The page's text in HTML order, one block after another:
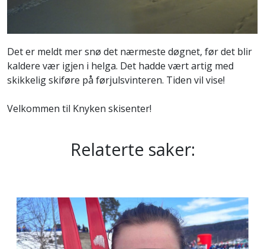
Det er meldt mer snø det nærmeste døgnet, før det blir
kaldere vær igjen i helga. Det hadde vært artig med
skikkelig skiføre på førjulsvinteren. Tiden vil vise!
Velkommen til Knyken skisenter!
Relaterte saker: